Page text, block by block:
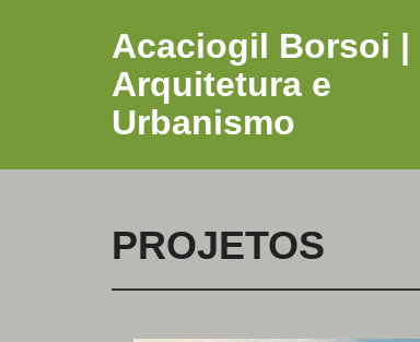
Acaciogil Borsoi |
Arquitetura e
Urbanismo
PROJETOS